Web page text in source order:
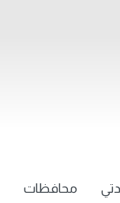
محافظات